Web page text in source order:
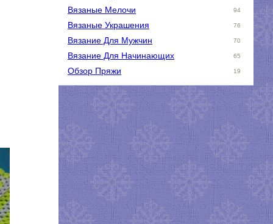
Вязаные Мелочи 94
Вязаные Украшения 76
Вязание Для Мужчин 70
Вязание Для Начинающих 65
Обзор Пряжи 19